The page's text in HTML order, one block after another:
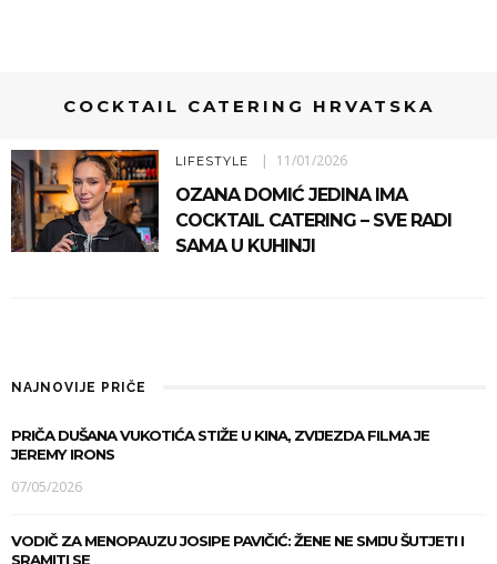
COCKTAIL CATERING HRVATSKA
LIFESTYLE 11/01/2026
OZANA DOMIĆ JEDINA IMA
COCKTAIL CATERING – SVE RADI
SAMA U KUHINJI
NAJNOVIJE PRIČE
PRIČA DUŠANA VUKOTIĆA STIŽE U KINA, ZVIJEZDA FILMA JE
JEREMY IRONS
07/05/2026
VODIČ ZA MENOPAUZU JOSIPE PAVIČIĆ: ŽENE NE SMIJU ŠUTJETI I
SRAMITI SE